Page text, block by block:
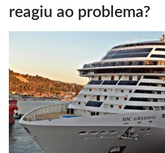
reagiu ao problema?